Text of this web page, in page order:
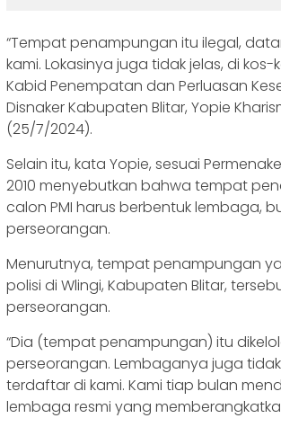
“Tempat penampungan itu ilegal,
kami. Lokasinya juga tidak jelas, di kos-
Kabid Penempatan dan Perluasan
Disnaker Kabupaten Blitar, Yopie
(25/7/2024).
Selain itu, kata Yopie, sesuai
2010 menyebutkan bahwa tempat
calon PMI harus berbentuk lembaga,
perseorangan.
Menurutnya, tempat penampungan
polisi di Wlingi, Kabupaten Blitar,
perseorangan.
“Dia (tempat penampungan) itu
perseorangan. Lembaganya juga
terdaftar di kami. Kami tiap bulan
lembaga resmi yang